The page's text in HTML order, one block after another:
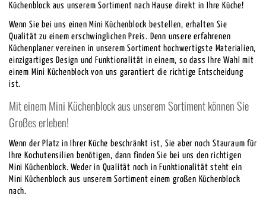
Küchenblock aus unserem Sortiment nach Hause direkt in Ihre Küche!
Wenn Sie bei uns einen Mini Küchenblock bestellen, erhalten Sie
Qualität zu einem erschwinglichen Preis. Denn unsere erfahrenen
Küchenplaner vereinen in unserem Sortiment hochwertigste Materialien,
einzigartiges Design und Funktionalität in einem, so dass Ihre Wahl mit
einem Mini Küchenblock von uns garantiert die richtige Entscheidung
ist.
Mit einem Mini Küchenblock aus unserem Sortiment können Sie
Großes erleben!
Wenn der Platz in Ihrer Küche beschränkt ist, Sie aber noch Stauraum für
Ihre Kochutensilien benötigen, dann finden Sie bei uns den richtigen
Mini Küchenblock. Weder in Qualität noch in Funktionalität steht ein
Mini Küchenblock aus unserem Sortiment einem großen Küchenblock
nach.